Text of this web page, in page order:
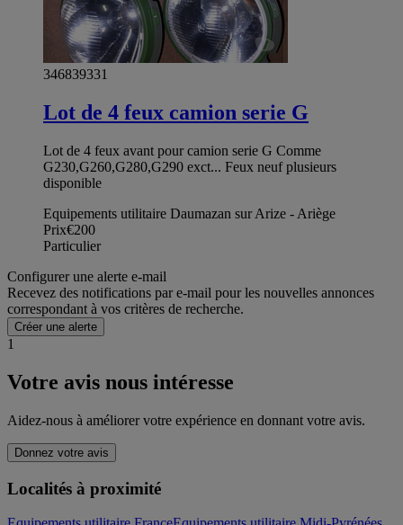
346839331
Lot de 4 feux camion serie G
Lot de 4 feux avant pour camion serie G Comme
G230,G260,G280,G290 exct... Feux neuf plusieurs
disponible
Equipements utilitaire Daumazan sur Arize - Ariège
Prix€200
Particulier
Configurer une alerte e-mail
Recevez des notifications par e-mail pour les nouvelles annonces
correspondant à vos critères de recherche.
Créer une alerte
1
Votre avis nous intéresse
Aidez-nous à améliorer votre expérience en donnant votre avis.
Donnez votre avis
Localités à proximité